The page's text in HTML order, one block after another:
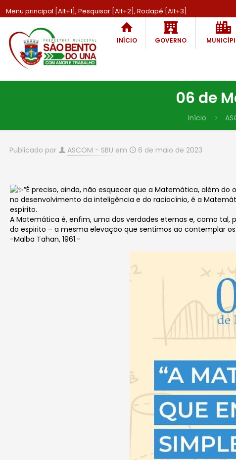
Menu principal [Alt+1], Pesquisar [Alt+2], Rodapé [Alt+3]
INÍCIO GOVERNO
06 de
Início
Publicado por ASCOM - SBU em 6 de maio de 2023
”É preciso, ainda, não esquecer que a Matemática, além
no desenvolvimento da inteligência e do raciocínio, é a
espírito.
A Matemática é, enfim, uma das verdades eternas e, como tal,
do espirito – a mesma elevação que sentimos ao contemplar
-Malba Tahan, 1961.-